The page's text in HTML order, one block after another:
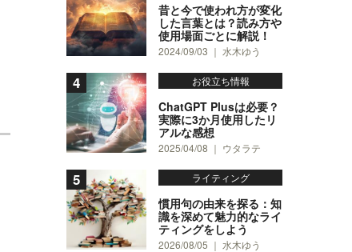
昔と今で使われ方が変化
した言葉とは？読み方や
使用場面ごとに解説！
2024/09/03 ｜ 水木ゆう
お役立ち情報
ChatGPT Plusは必要？
実際に3か月使用したリ
アルな感想
2025/04/08 ｜ ウタラテ
ライティング
慣用句の由来を探る：知
識を深めて魅力的なライ
ティングをしよう
2026/08/05 ｜ 水木ゆう